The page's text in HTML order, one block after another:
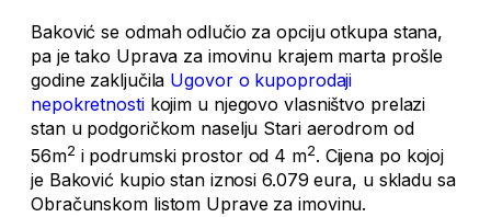
Baković se odmah odlučio za opciju otkupa stana,
pa je tako Uprava za imovinu krajem marta prošle
godine zaključila Ugovor o kupoprodaji
nepokretnostikojim u njegovo vlasništvo prelazi
stan u podgoričkom naselju Stari aerodrom od
56m2 i podrumski prostor od 4 m2. Cijena po kojoj
je Baković kupio stan iznosi 6.079 eura, u skladu sa
Obračunskom listom Uprave za imovinu.